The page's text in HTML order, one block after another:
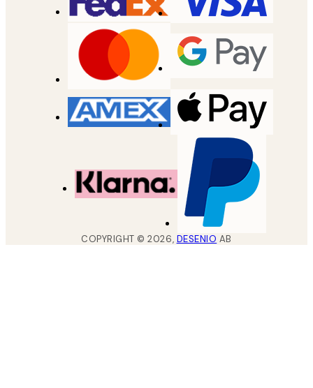
COPYRIGHT ©2026, DESENIO AB